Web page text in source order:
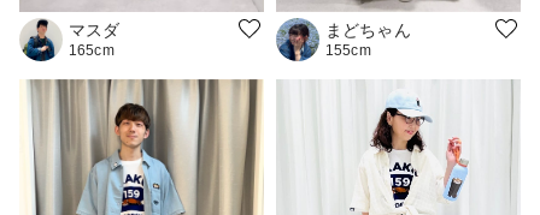
マスダ
165cm
まどちゃん
155cm